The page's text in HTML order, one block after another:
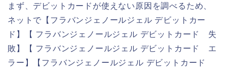
まず、デビットカードが使えない原因を調べるため、
ネットで【フラバンジェノールジェル デビットカー
ド】【 フラバンジェノールジェル デビットカード 失
敗】【 フラバンジェノールジェル デビットカード エ
ラー】【フラバンジェノールジェル デビットカード